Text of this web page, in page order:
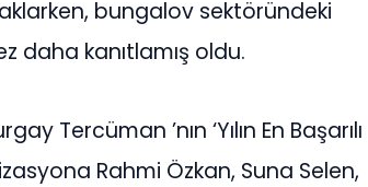
bungalov sektöründeki
daha kanıtlamış oldu.
Tercüman ’nın ‘Yılın En Başarılı
Rahmi Özkan, Suna Selen,